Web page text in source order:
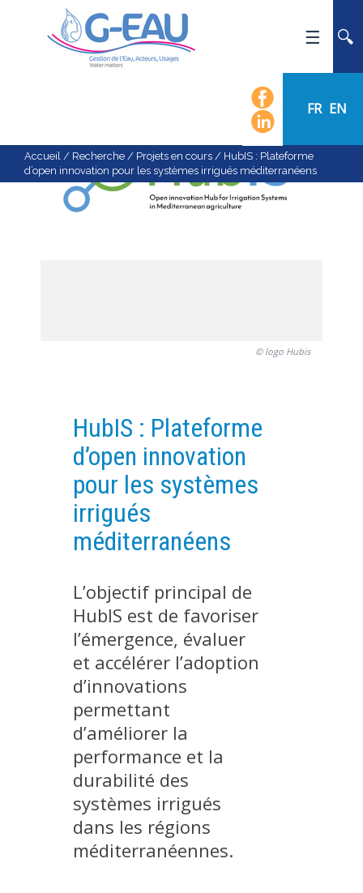
FR EN
ACTUALITÉS
AGENDA
CALENDRIER DES ÉVÈNEMENTS
PROJETS EN COURS
PROJETS TERMINÉS
NOS RÉSEAUX SCIENTIFIQUES ET TECHNIQUES
SÉMINAIRES RÉGULIERS
FORMATION
INGÉNIEUR
FORMATION CONTINUE
FORMATION DOCTORALE
THÈSES EN COURS
PRODUCTION
MÉTHODES ET OUTILS
LOGICIELS
PUBLICATIONS SUR HAL
Accueil / Recherche / Projets en cours / HubIS : Plateforme
d’open innovation pour les systèmes irrigués méditerranéens
© logo Hubis
HubIS : Plateforme
d’open innovation
pour les systèmes
irrigués
méditerranéens
L’objectif principal de
HubIS est de favoriser
l’émergence, évaluer
et accélérer l’adoption
d’innovations
permettant
d’améliorer la
performance et la
durabilité des
systèmes irrigués
dans les régions
méditerranéennes.